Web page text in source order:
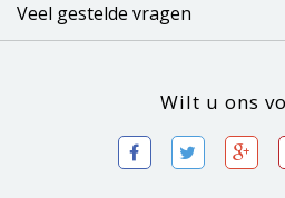
Veel gestelde vragen
Wilt u ons